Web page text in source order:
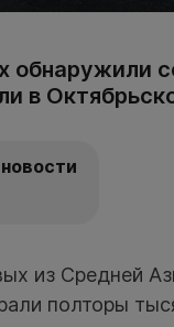
обнаружили
в
из Средней
полторы